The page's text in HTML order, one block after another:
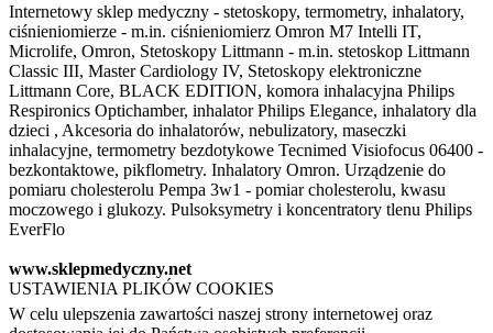
Internetowy sklep medyczny - stetoskopy, termometry, inhalatory,
ciśnieniomierze - m.in. ciśnieniomierz Omron M7 Intelli IT,
Microlife, Omron, Stetoskopy Littmann - m.in. stetoskop Littmann
Classic III, Master Cardiology IV, Stetoskopy elektroniczne
Littmann Core, BLACK EDITION, komora inhalacyjna Philips
Respironics Optichamber, inhalator Philips Elegance, inhalatory dla
dzieci , Akcesoria do inhalatorów, nebulizatory, maseczki
inhalacyjne, termometry bezdotykowe Tecnimed Visiofocus 06400 -
bezkontaktowe, pikflometry. Inhalatory Omron. Urządzenie do
pomiaru cholesterolu Pempa 3w1 - pomiar cholesterolu, kwasu
moczowego i glukozy. Pulsoksymetry i koncentratory tlenu Philips
EverFlo
www.sklepmedyczny.net
USTAWIENIA PLIKÓW COOKIES
W celu ulepszenia zawartości naszej strony internetowej oraz